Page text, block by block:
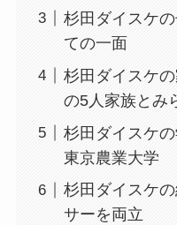
杉田ダイスケ
ての一面
杉田ダイスケ
の5人家族とみ
杉田ダイスケ
東京農業大学
杉田ダイスケ
サーを両立